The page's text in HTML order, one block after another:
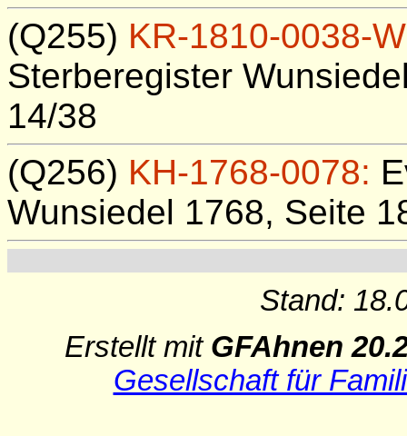
(Q255) KR-1810-0038-
Sterberegister
14/38
(Q256) KH-1768-0078:
Wunsiedel 1768, Seite
Stand:
Erstellt mit GFAhnen
Gesellschaft für